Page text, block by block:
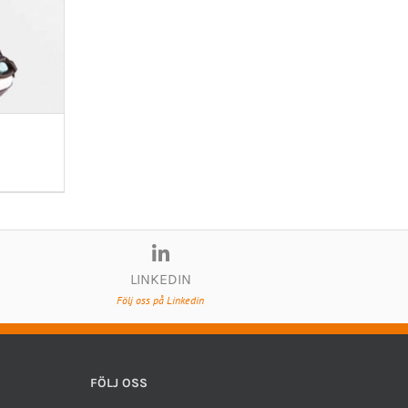
LINKEDIN
Följ oss på Linkedin
FÖLJ OSS